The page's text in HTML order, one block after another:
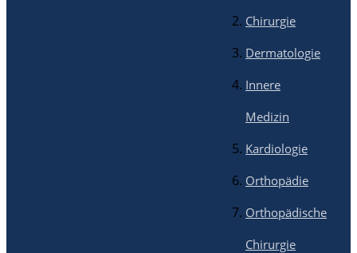
Chirurgie
Dermatologie
Innere
Medizin
Kardiologie
Orthopädie
Orthopädische
Chirurgie